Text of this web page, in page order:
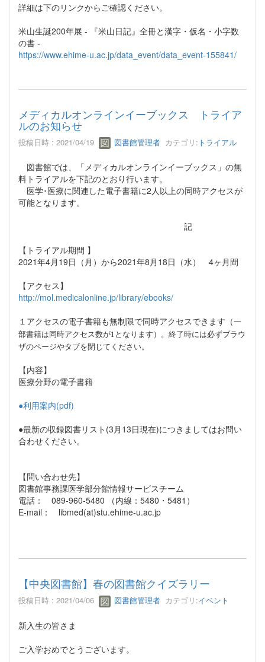
詳細は下のリンクからご確認ください。
米山生誕200年展 - 『米山日記』全冊と漢字・仮名・小字数
の書 -
https://www.ehime-u.ac.jp/data_event/data_event-155841/
メディカルオンラインイーブックス トライア
ルのお知らせ
投稿日時 : 2021/04/19 図書館管理者 カテゴリ: トライアル
図書館では、「メディカルオンラインイーブックス」の無
料トライアルを下記のとおり行います。
医学･医療に関連した電子書籍に2人以上の同時アクセスが
可能となります。
記
【トライアル期間 】
2021年4月19日（月）から2021年8月18日（水） 4ヶ月間
【アクセス】
http://mol.medicalonline.jp/library/ebooks/
１アクセスの電子書籍も無制限で同時アクセスできます（一
部書籍は同時アクセス数が1となります ）。終了時には必ずブラウ
ザのページやタブを閉じてください。
【内容】
医療分野の電子書籍
●利用案内(pdf)
●最新の収録図書リスト(3月13日現在)につきましてはお問い
合わせください。
【問い合わせ先】
図書館事務課医学部分館情報サービスチーム
電話： 089-960-5480 （内線：5480・5481）
E-mail： libmed(at)stu.ehime-u.ac.jp
【中央図書館】春の図書館クイズラリー
投稿日時 : 2021/04/06 図書館管理者 カテゴリ:イベント
新入生の皆さま
ご入学おめでとうございます。